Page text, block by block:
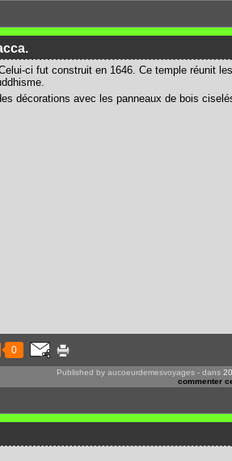
ci fut construit en 1646. Ce temple réunit
décorations avec les panneaux de bois
0
Published by aucoeurdemesvoyages - dans
commenter